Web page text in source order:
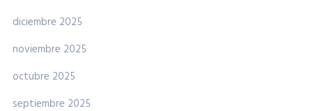
diciembre 2025
noviembre 2025
octubre 2025
septiembre 2025